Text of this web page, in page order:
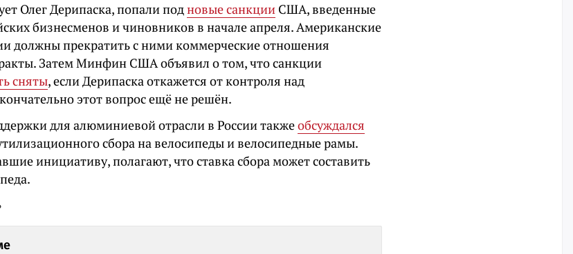
Олег Дерипаска, попали подновые санкции США, введенные
бизнесменов и чиновников в начале апреля. Американские
должны прекратить с ними коммерческие отношения
Затем Минфин США объявил о том, что санкции
сняты, если Дерипаска откажется от контроля над
этот вопрос ещё не решён.
для алюминиевой отрасли в России такжеобсуждался
сбора на велосипеды и велосипедные рамы.
инициативу, полагают, что ставка сбора может составить